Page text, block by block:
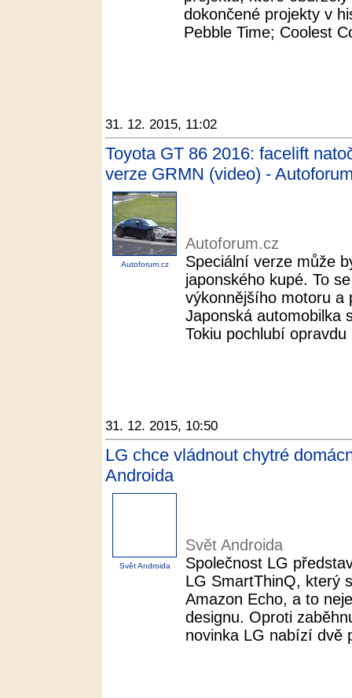
dokončené projekty v
Pebble Time; Coolest
31. 12. 2015, 11:02
Toyota GT 86 2016: facelift
verze GRMN (video) -
Autoforum.cz
Autoforum.cz
Speciální verze může
japonského kupé. To
výkonnějšího motoru a
Japonská automobilka
Tokiu pochlubí
31. 12. 2015, 10:50
LG chce vládnout chytré
Androida
Svět Androida
Svět Androida
Společnost LG
LG SmartThinQ, který
Amazon Echo, a to
designu. Oproti
novinka LG nabízí dvě